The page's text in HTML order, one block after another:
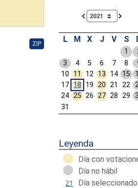
ZIP
L M X J V S
1
3
4 5 6 7 8
10
11 12 13 14 15
17 18 19 20 21 22
24 25 26 27 28 29
31
Leyenda
Día con
Día no hábil
Día seleccionado